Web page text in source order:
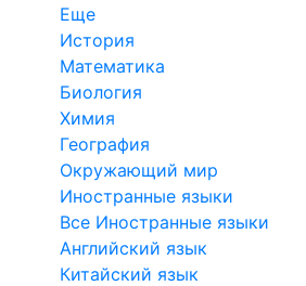
Еще
История
Математика
Биология
Химия
География
Окружающий мир
Иностранные языки
Все Иностранные языки
Английский язык
Китайский язык